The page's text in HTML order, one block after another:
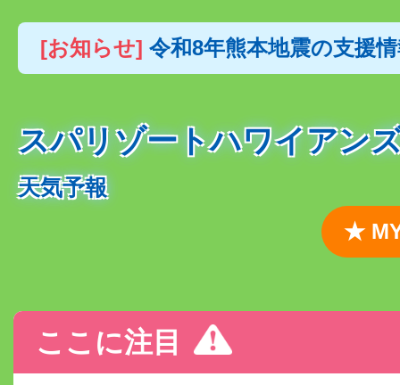
[お知らせ] 令和8年熊本地震の支援
スパリゾートハワイアン
天気予報
★
ここに注目